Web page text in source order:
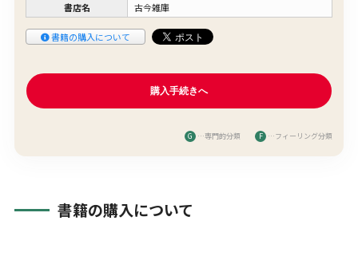
書店名
古今雑庫
書籍の購入について
G …専門的分類 F …フィーリング分類
書籍の購入について